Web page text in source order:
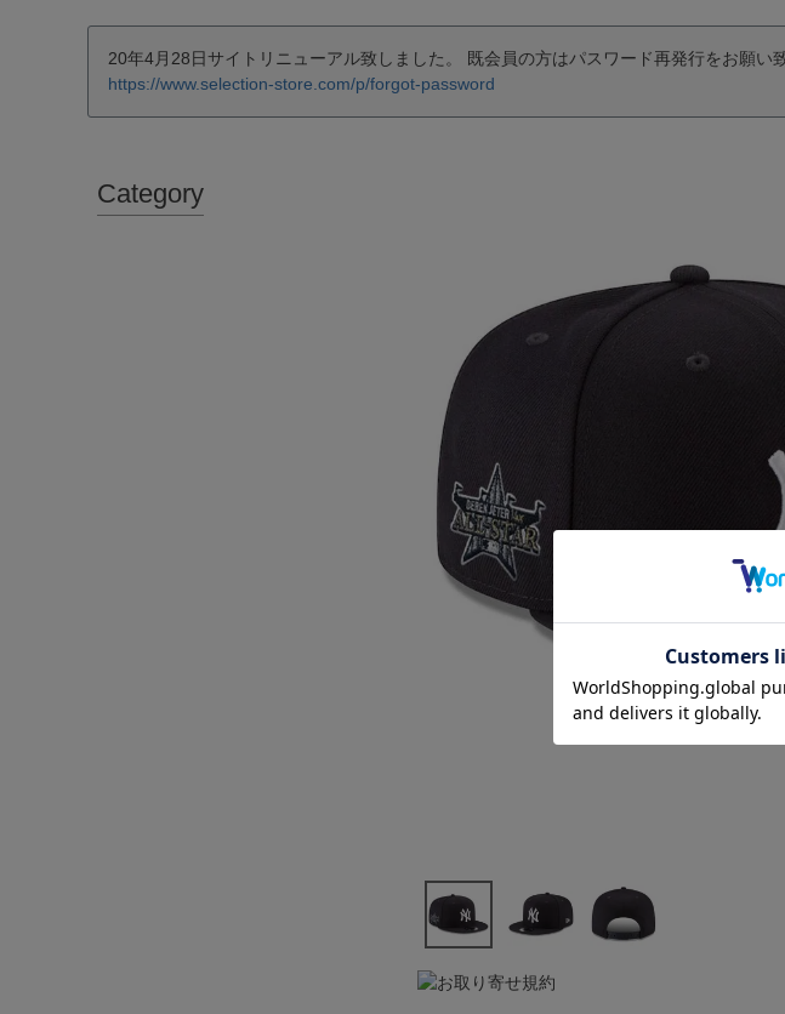
20年4月28日サイトリニューアル致しました。 既会員の方はパスワード再発行をお願い
https://www.selection-store.com/p/forgot-password
Category